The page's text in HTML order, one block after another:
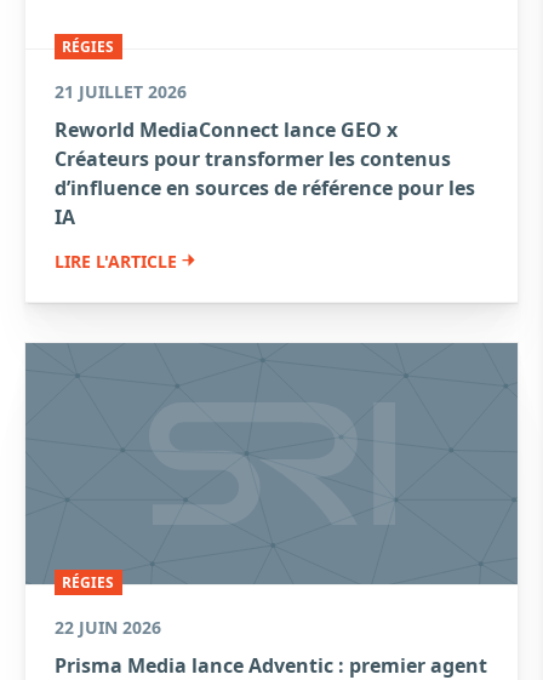
RÉGIES
21 JUILLET 2026
Reworld MediaConnect lance GEO x
Créateurs pour transformer les contenus
d’influence en sources de référence pour les
IA
LIRE L'ARTICLE
RÉGIES
22 JUIN 2026
Prisma Media lance Adventic : premier agent